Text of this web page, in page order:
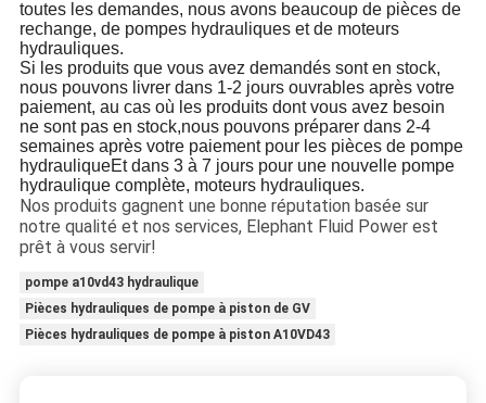
toutes les demandes, nous avons beaucoup de pièces de
rechange, de pompes hydrauliques et de moteurs
hydrauliques.
Si les produits que vous avez demandés sont en stock,
nous pouvons livrer dans 1-2 jours ouvrables après votre
paiement, au cas où les produits dont vous avez besoin
ne sont pas en stock,nous pouvons préparer dans 2-4
semaines après votre paiement pour les pièces de pompe
hydrauliqueEt dans 3 à 7 jours pour une nouvelle pompe
hydraulique complète, moteurs hydrauliques.
Nos produits gagnent une bonne réputation basée sur
notre qualité et nos services, Elephant Fluid Power est
prêt à vous servir!
pompe a10vd43 hydraulique
Pièces hydrauliques de pompe à piston de GV
Pièces hydrauliques de pompe à piston A10VD43